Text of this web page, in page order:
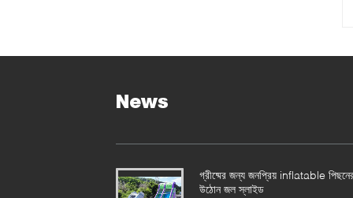
News
গ্রীষ্মের জন্য জনপ্রিয় inflatable
উঠোন জল স্লাইড